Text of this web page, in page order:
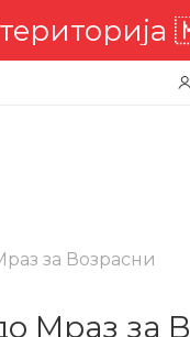
🇲🇰
за Возрасни
Мраз за